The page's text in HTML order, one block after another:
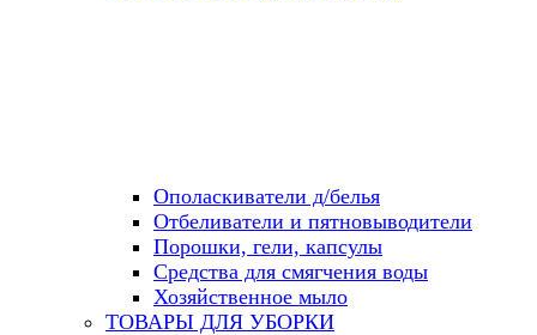
Ополаскиватели д/белья
Отбеливатели и пятновыводители
Порошки, гели, капсулы
Средства для смягчения воды
Хозяйственное мыло
ТОВАРЫ ДЛЯ УБОРКИ